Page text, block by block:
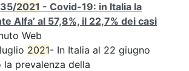
35/2021 - Covid-19: in Italia la
Alfa’ al 57,8%, il 22,7% dei casi
Web
2021- In Italia al 22 giugno
la prevalenza della